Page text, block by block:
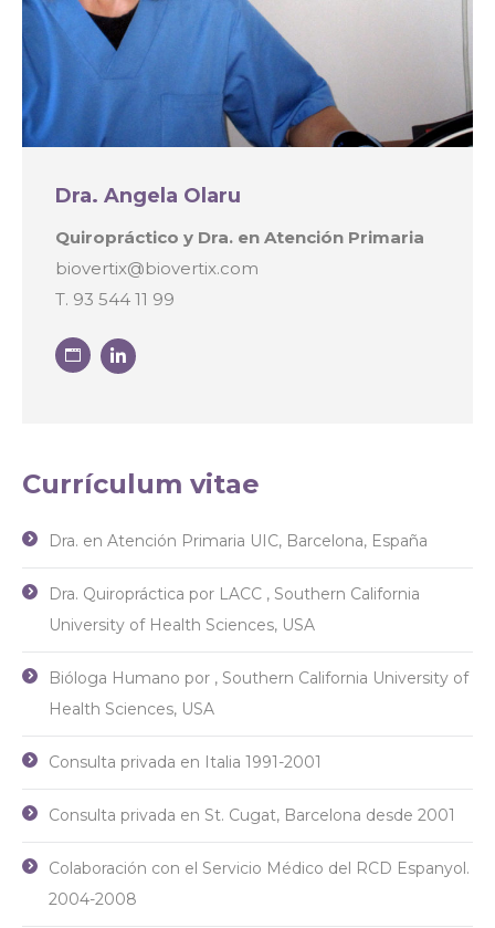
Dra. Angela Olaru
Quiropráctico y Dra. en Atención Primaria
biovertix@biovertix.com
T. 93 544 11 99
Currículum vitae
Dra. en Atención Primaria UIC, Barcelona, España
Dra. Quiropráctica por LACC , Southern California
University of Health Sciences, USA
Bióloga Humano por , Southern California University of
Health Sciences, USA
Consulta privada en Italia 1991-2001
Consulta privada en St. Cugat, Barcelona desde 2001
Colaboración con el Servicio Médico del RCD Espanyol.
2004-2008